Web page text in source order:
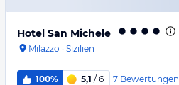
Hotel San Michele
Milazzo · Sizilien
100% 5,1 / 6 7 Bewertungen